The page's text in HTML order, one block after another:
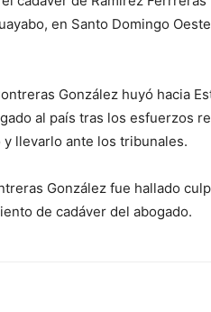
en Santo Domingo
González huyó hacia
al país tras los esfuerzos
llevarlo ante los tribunales.
González fue hallado
de cadáver del abogado.